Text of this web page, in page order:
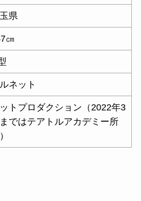
県
㎝
ネット
トプロダクション（2022年3
ではテアトルアカデミー所